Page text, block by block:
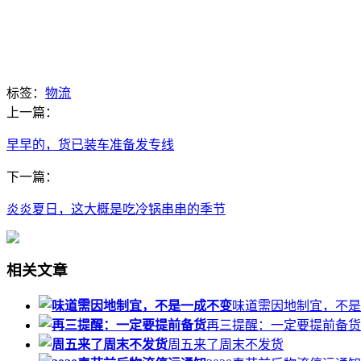
标签： 物流
上一篇：
早早的，货已装车准备发专线
下一篇：
炎炎夏日，这大概是吃冷锅串串的季节
相关文章
味道需因地制宜，不
再三提醒：一定要提前备货
周五来了周末不发货